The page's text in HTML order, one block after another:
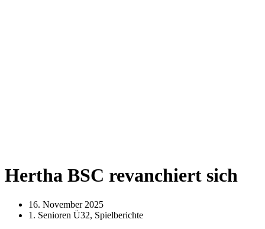
Hertha BSC revanchiert sich
16. November 2025
1. Senioren Ü32, Spielberichte